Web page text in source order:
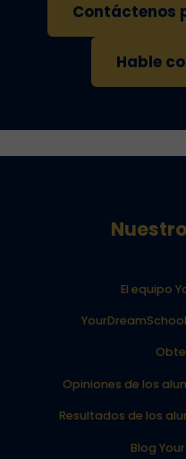
Contáctenos
Hable
El equipo
Opiniones de los
Resultados de los
Blog